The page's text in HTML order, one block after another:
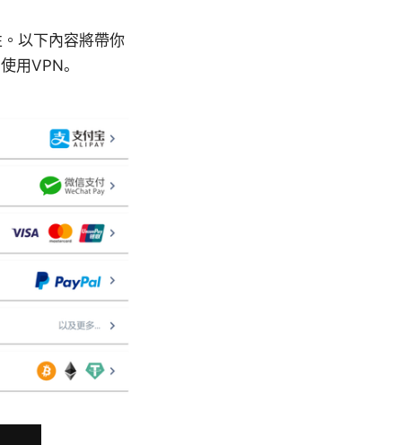
以下內容將帶你
用VPN。